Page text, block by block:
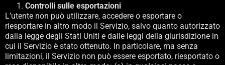
Controlli sulle esportazioni
L’utente non può utilizzare, accedere o esportare o
riesportare in altro modo il Servizio, salvo quanto autorizzato
dalla legge degli Stati Uniti e dalle leggi della giurisdizione in
cui il Servizio è stato ottenuto. In particolare, ma senza
limitazioni, il Servizio non può essere esportato, riesportato o